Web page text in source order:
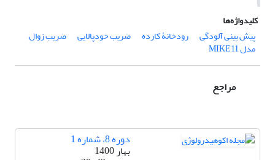
کلیدواژه‌ها
پیش ‏بینی آلودگی
رودخانۀ کارده ضریب خود‌پالایی ضریب زوال
مدل MIKE11
مراجع
دوره 8، شماره 1
بهار 1400